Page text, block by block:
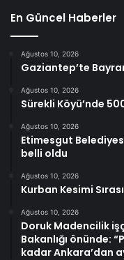
En Güncel Haberler
Ağustos 10, 2026
Gaziantep’te
Ağustos 10, 2026
Sürekli Köyü’nde
Ağustos 10, 2026
Etimesgut
belli oldu
Ağustos 10, 2026
Kurban Kesimi
Ağustos 10, 2026
Doruk Madencilik
Bakanlığı önünde:
kadar Ankara’dan